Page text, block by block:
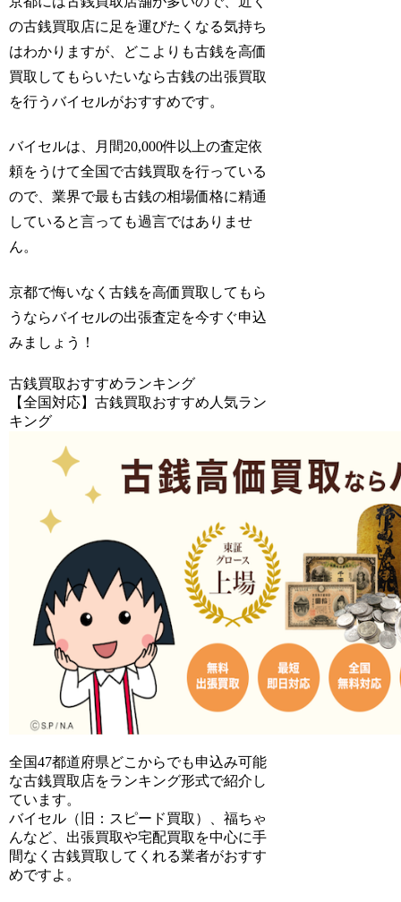
の古銭買取店に足を運びたくなる気持ち
はわかりますが、どこよりも古銭を高価
買取してもらいたいなら古銭の出張買取
を行うバイセルがおすすめです。
バイセルは、月間20,000件以上の査定依
頼をうけて全国で古銭買取を行っている
ので、業界で最も古銭の相場価格に精通
していると言っても過言ではありませ
ん。
京都で悔いなく古銭を高価買取してもら
うならバイセルの出張査定を今すぐ申込
みましょう！
古銭買取おすすめランキング
【全国対応】古銭買取おすすめ人気ラン
キング
全国47都道府県どこからでも申込み可能
な古銭買取店をランキング形式で紹介し
ています。
バイセル（旧：スピード買取）、福ちゃ
んなど、出張買取や宅配買取を中心に手
間なく古銭買取してくれる業者がおすす
めですよ。